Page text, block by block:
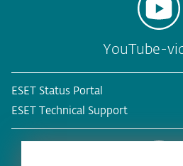
YouTube-
ESET Status Portal
ESET Technical Support